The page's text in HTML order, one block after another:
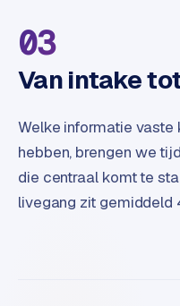
03
Van intake
Welke informatie vaste
hebben, brengen we
die centraal komt te
livegang zit gemiddeld